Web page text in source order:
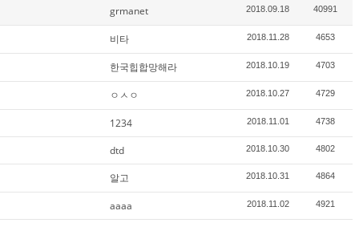
grmanet 2018.09.18 40991
비타 2018.11.28 4653
한국힙합망해라 2018.10.19 4703
ㅇㅅㅇ 2018.10.27 4729
1234 2018.11.01 4738
dtd 2018.10.30 4802
알고 2018.10.31 4864
aaaa 2018.11.02 4921